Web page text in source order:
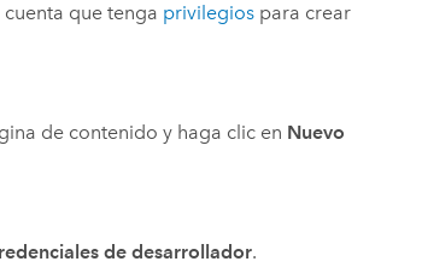
que tenga privilegios para crear
de contenido y haga clic en Nuevo
de desarrollador.